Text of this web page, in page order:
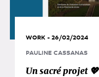
WORK - 26/02/2024
PAULINE CASSANAS
Un sacré projet 💖